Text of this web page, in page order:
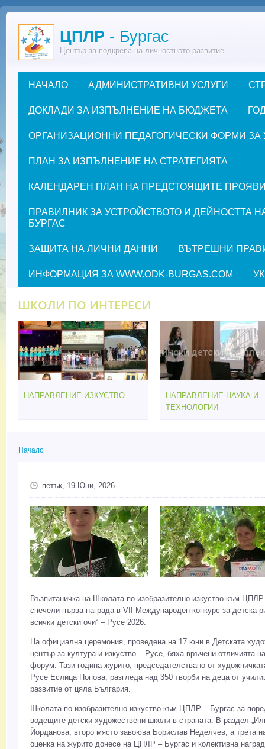
Премини към основното съдържание
ЦПЛР - Бургас
Център за подкрепа на личностното развитие
Основно меню
НАЧАЛО АДМИНИСТРАТИВНИ УСЛУГИ
ДОКЛАДИ ЗА ИЗПЪЛНЕНИЕ НА БЮДЖЕТА
ОРГАНИЗАЦИОННИ ПЕДАГОГИЧЕСКИ ФОРМИ ЗА
ПЛАН ЗА ИЗПЪЛНЕНИЕ НА СТРАТЕГИЯТА
КАЛЕНДАРЕН ПЛАН НА ПРЕДСТОЯЩИТЕ ПРОЯВИ
ПРАВИЛНИК ЗА УСТРОЙСТВОТО И ДЕЙНОСТТА
БУРГАС
ЗАЩИТА НА ЛИЧНИ ДАННИ ВЪТРЕШНИ
ИНФОРМАЦИЯ ЗА WWW.ODK-BURGAS.COM
ШКОЛИ ПО ИНТЕРЕСИ
НАПРАВЛЕНИЕ ИЗКУСТВО
НАПРАВЛЕНИЕ НАУКА И
ТЕХНОЛОГИИ
Начало
петък, 19 Юни, 2026
Възпитаничка на Школата по изобразително изкуство към
спечели първа награда в VII Международен конкурс за детска
всички детски очи“ – Русе 2026.
На официална церемония, проведена на 17 юни в Детската
център за култура и изкуство – Русе, бяха връчени отличията
форум. Тази година журито, председателствано от
Русе Еслица Попова, разгледа над 350 творби на деца от
развитие от цяла България.
Школата по изобразително изкуство към ЦПЛР – Бургас за
водещите детски художествени школи в страната. В раздел
Йорданова, второ място завоюва Борислав Неделчев, а трета
оценка на журито донесе на ЦПЛР – Бургас и колективна